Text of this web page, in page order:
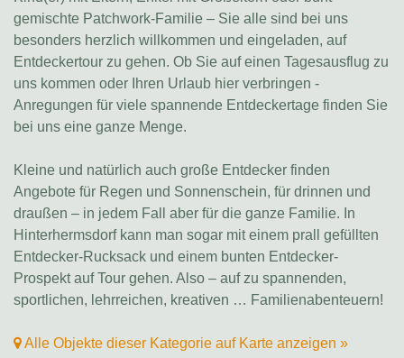
gemischte Patchwork-Familie – Sie alle sind bei uns
besonders herzlich willkommen und eingeladen, auf
Entdeckertour zu gehen. Ob Sie auf einen Tagesausflug zu
uns kommen oder Ihren Urlaub hier verbringen -
Anregungen für viele spannende Entdeckertage finden Sie
bei uns eine ganze Menge.
Kleine und natürlich auch große Entdecker finden
Angebote für Regen und Sonnenschein, für drinnen und
draußen – in jedem Fall aber für die ganze Familie. In
Hinterhermsdorf kann man sogar mit einem prall gefüllten
Entdecker-Rucksack und einem bunten Entdecker-
Prospekt auf Tour gehen. Also – auf zu spannenden,
sportlichen, lehrreichen, kreativen … Familienabenteuern!
Alle Objekte dieser Kategorie auf Karte anzeigen »